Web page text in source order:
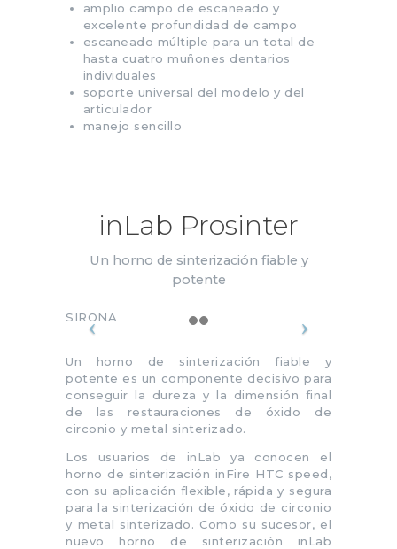
amplio campo de escaneado y
excelente profundidad de campo
escaneado múltiple para un total de
hasta cuatro muñones dentarios
individuales
soporte universal del modelo y del
articulador
manejo sencillo
inLab Prosinter
Un horno de sinterización fiable y
potente
SIRONA
Un horno de sinterización fiable y
potente es un componente decisivo para
conseguir la dureza y la dimensión final
de las restauraciones de óxido de
circonio y metal sinterizado.
Los usuarios de inLab ya conocen el
horno de sinterización inFire HTC speed,
con su aplicación flexible, rápida y segura
para la sinterización de óxido de circonio
y metal sinterizado. Como su sucesor, el
nuevo horno de sinterización inLab